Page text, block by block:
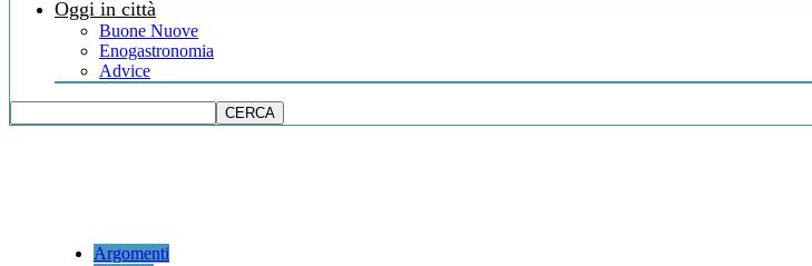
Oggi in città
Buone Nuove
Enogastronomia
Advice
Argomenti